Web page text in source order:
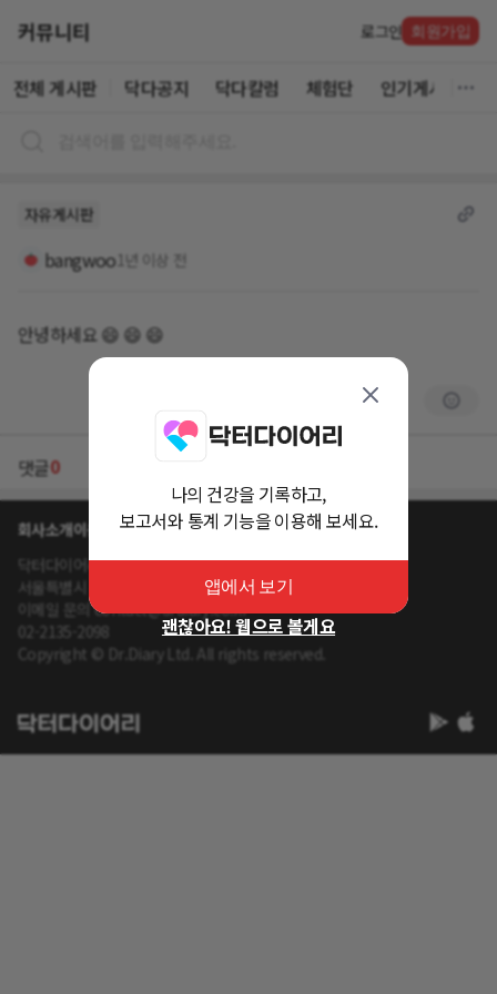
커뮤니티 로그인 회원가입
전체 게시판 닥다공지 닥다칼럼 체험단 인기게시글
자유게시판
bangwoo1년 이상 전
안녕하세요 😄 😄 😄
댓글0
회사소개이용약관개인정보 처리방침
닥터다이어리 대표 : 송제윤
서울특별시 강남구 테헤란로 416 연봉빌딩 8층
이메일 문의 contact@drdiary.co.kr
02-2135-2098
Copyright © Dr.Diary Ltd. All rights reserved.
나의 건강을 기록하고,
보고서와 통계 기능을 이용해 보세요.
앱에서 보기
괜찮아요! 웹으로 볼게요